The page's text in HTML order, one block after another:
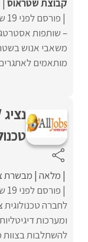
קבוצת שטראוס
פורסם לפני 19 שעות
– שותפות
מותאמים לאתגרים
מלאה מבשרת
פורסם לפני 19 שעות
לחברה
ומערכות
להשתלבות בצוות